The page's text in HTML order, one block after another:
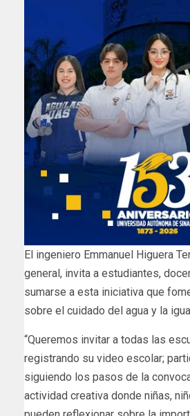
El ingeniero Emmanuel Higuera
general, invita a estudiantes,
sumarse a esta iniciativa que
sobre el cuidado del agua y la
“Queremos invitar a todas las
registrando su video escolar;
siguiendo los pasos de la
actividad creativa donde niñas,